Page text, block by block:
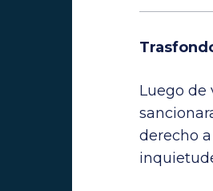
Luego de
derecho